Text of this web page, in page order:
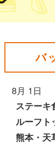
バ
8月 1日
ステーキ